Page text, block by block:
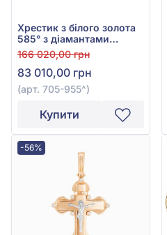
Хрестик з білого золота
585° з діамантами
0,68ct, арт. 705-955
166 020,00 грн
83 010,00 грн
(арт. 705-955^)
Купити
-56%